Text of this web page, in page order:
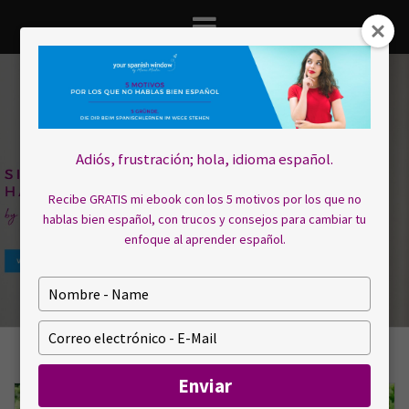
contenido
Adiós, frustración; hola, idioma español.
Recibe GRATIS mi ebook con los 5 motivos por los que no
hablas bien español, con trucos y consejos para cambiar tu
enfoque al aprender español.
s
c
i
s
c
Enviar